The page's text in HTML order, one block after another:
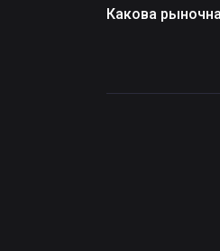
Какова